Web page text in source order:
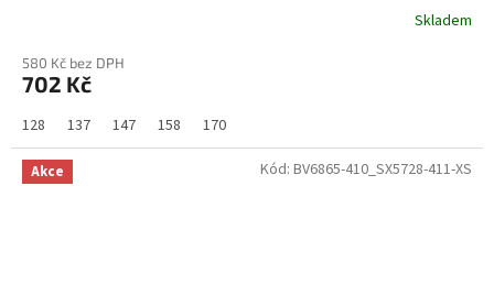
Skladem
580 Kč bez DPH
702 Kč
128 137 147 158 170
Akce Kód: BV6865-410_SX5728-411-XS